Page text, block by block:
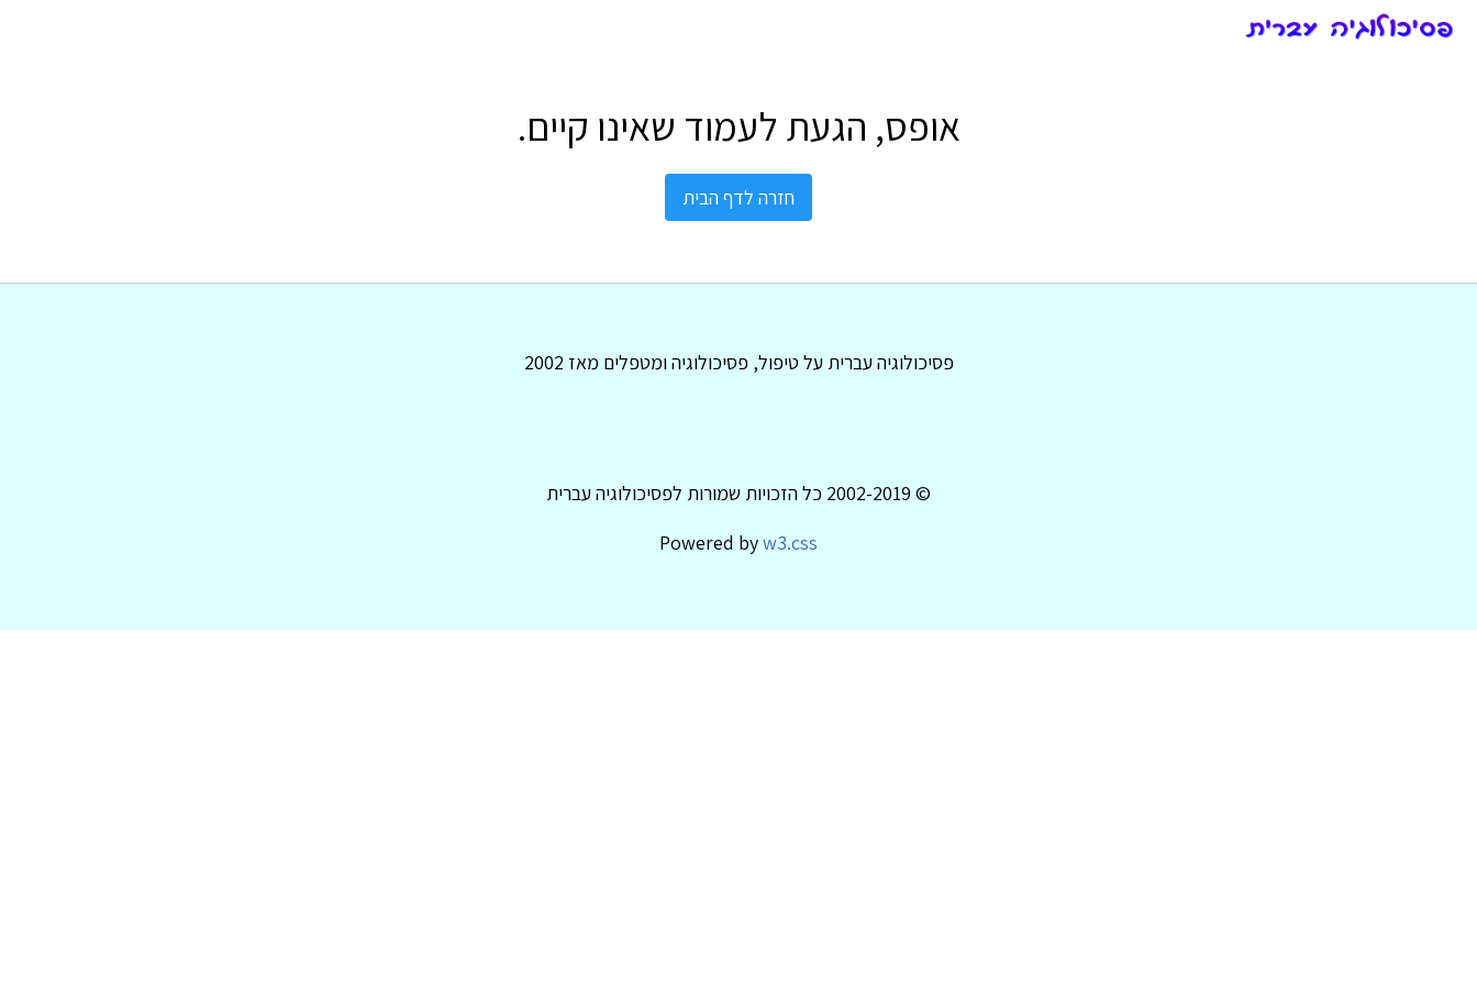
אופס, הגעת לעמוד שאינו קיים.
חזרה לדף הבית
פסיכולוגיה עברית על טיפול, פסיכולוגיה ומטפלים מאז 2002
© 2002-2019 כל הזכויות שמורות לפסיכולוגיה עברית
Powered byw3.css